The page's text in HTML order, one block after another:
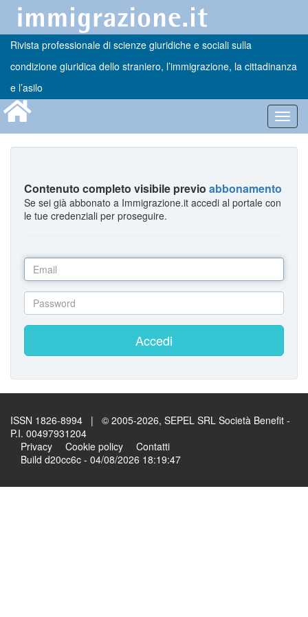
Rivista professionale di scienze giuridiche e sociali sulla
condizione giuridica dello straniero, l’immigrazione, la cittadinanza
e l’asilo
Contenuto completo visibile previo abbonamento
Se sei già abbonato a Immigrazione.it accedi al portale con
le tue credenziali per proseguire.
Accedi
ISSN 1826-8994 | © 2005-2026, SEPEL SRL Società Benefit -
P.I. 00497931204
Privacy
Cookie policy
Contatti
Build d20cc6c - 04/08/2026 18:19:47